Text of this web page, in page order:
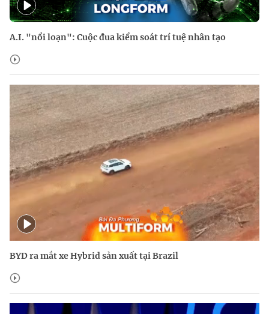
A.I. "nổi loạn": Cuộc đua kiểm soát trí tuệ nhân tạo
BYD ra mắt xe Hybrid sản xuất tại Brazil